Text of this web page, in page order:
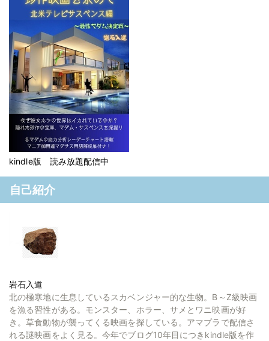
kindle版 読み放題配信中
自己紹介
岩石入道
北の極寒地に生息しているスカベンジャー的な生物。B～Z級映画
を漁る習性がある。モンスター、ホラー、サメとワニ映画が好
き。草食動物が襲ってくる映画を探している。アマプラで配信さ
れる謎映画をよく見る。今年でブログ10年目につきkindle版を作